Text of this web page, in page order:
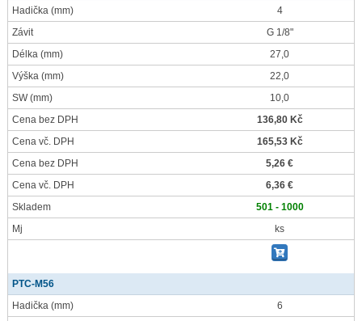
Hadička (mm)
4
Závit
G 1/8"
Délka (mm)
27,0
Výška (mm)
22,0
SW(mm)
10,0
Cena bez DPH
136,80 Kč
Cena vč. DPH
165,53 Kč
Cena bez DPH
5,26 €
Cena vč. DPH
6,36 €
Skladem
501 - 1000
Mj
ks
PTC-M56
Hadička (mm) 6